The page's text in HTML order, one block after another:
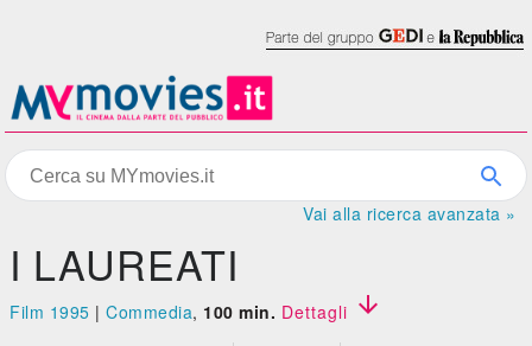
Vai alla ricerca avanzata »
I LAUREATI
Film 1995 |Commedia, 100 min. Dettagli 